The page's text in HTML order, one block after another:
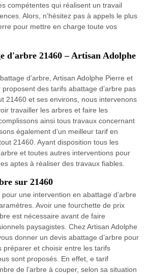
compétentes qui réalisent un travail
Alors, n'hésitez pas à appels le plus
pour mettre en charge toute vos
d'arbre 21460 – Artisan Adolphe
d’arbre, Artisan Adolphe Pierre et
des tarifs abattage d’arbre pas
21460 et ses environs, nous intervenons
travailler les arbres et faire les
ainsi tous travaux concernant
également d’un meilleur tarif en
21460. Ayant disposition tous les
et toutes autres interventions pour
aptes à réaliser des travaux fiables.
sur 21460
une intervention en abattage d’arbre
Avoir une fourchette de prix
est nécessaire avant de faire
paysagistes. Chez Artisan Adolphe
donner un devis abattage d’arbre pour
préparer et choisir entre les tarifs
sont proposés. En effet, e tarif
de l’arbre à couper, selon sa situation